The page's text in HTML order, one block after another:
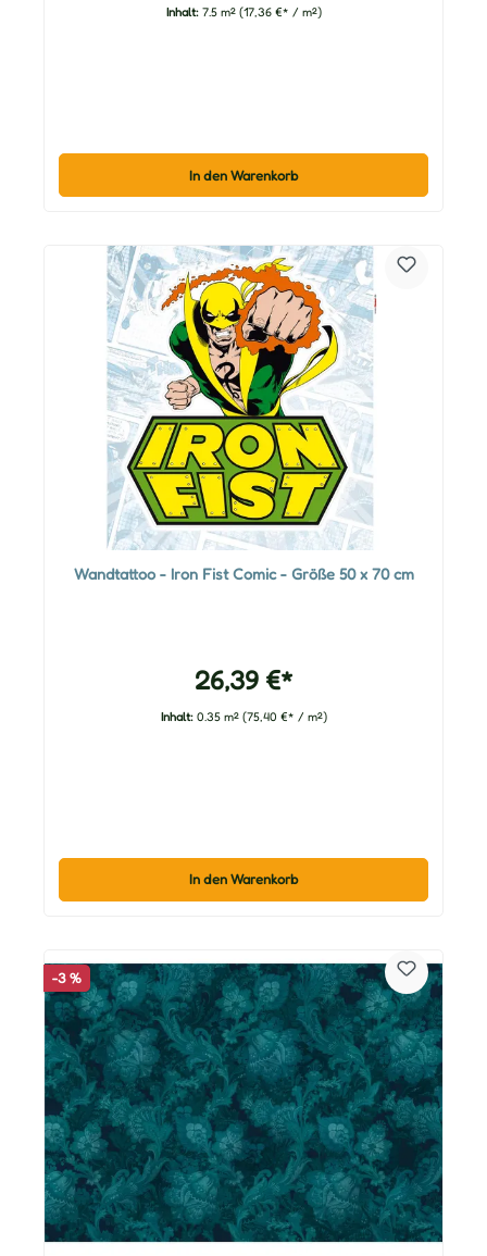
Inhalt: 7.5 m² (17,36 €* / m²)
In den Warenkorb
Wandtattoo - Iron Fist Comic - Größe 50 x 70 cm
26,39 €*
Inhalt: 0.35 m² (75,40 €* / m²)
In den Warenkorb
-3 %